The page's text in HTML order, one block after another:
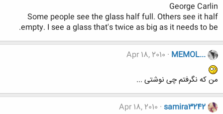
George Carlin
Some people see the glass half full. Others see it half
empty. I see a glass that's twice as big as it needs to be.
MEMOL...
Apr 18, 2010
من که نگرفتم چی نوشتی ...
samira3242
Apr 18, 2010